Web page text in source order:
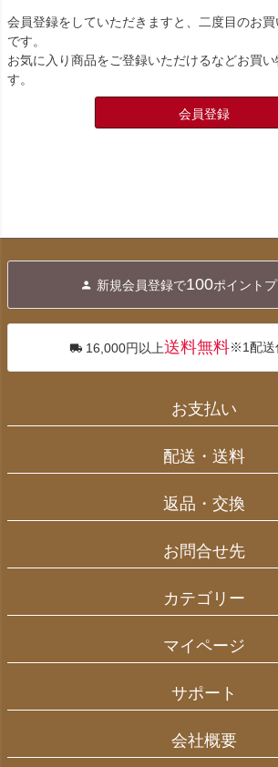
会員登録をしていただきますと、二度目のお買
です。
お気に入り商品をご登録いただけるなどお買
す。
会員登録
新規会員登録で100ポイント
16,000円以上送料無料※1配送
お支払い
配送・送料
返品・交換
お問合せ先
カテゴリー
マイページ
サポート
会社概要